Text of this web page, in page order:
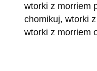
wtorki z morriem
chomikuj, wtorki
wtorki z morriem